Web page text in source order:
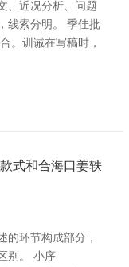
、近况分析、问题
线索分明。 季佳批
。训诫在写稿时，
式和合海口姜轶
的环节构成部分，
别。 小序